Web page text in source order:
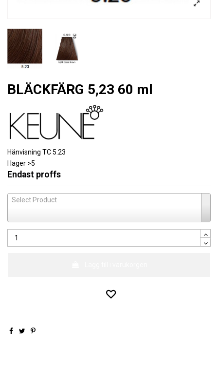
BLÄCKFÄRG 5,23 60 ml
Hänvisning TC 5.23
I lager >5
Endast proffs
Select Product